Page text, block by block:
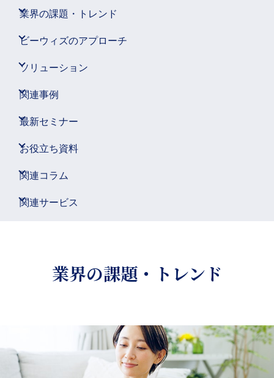
業界の課題・トレンド
ビーウィズのアプローチ
ソリューション
関連事例
最新セミナー
お役立ち資料
関連コラム
関連サービス
業界の課題・トレンド